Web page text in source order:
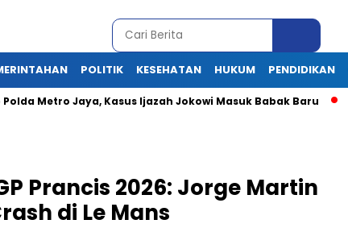
POLITIK KESEHATAN HUKUM PENDIDIKAN
Metro Jaya, Kasus Ijazah Jokowi Masuk Babak Baru
Prancis 2026: Jorge Martin
di Le Mans